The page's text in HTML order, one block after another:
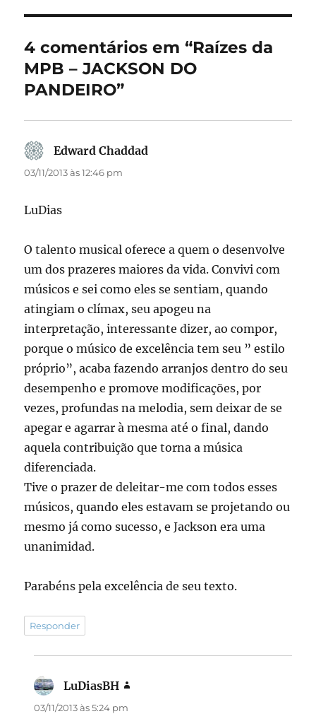
b
o
o
k
d
o
n
4 comentários em “Raízes da
MPB – JACKSON DO
PANDEIRO”
Edward Chaddad
03/11/2013 às 12:46 pm
LuDias
O talento musical oferece a quem o desenvolve
um dos prazeres maiores da vida. Convivi com
músicos e sei como eles se sentiam, quando
atingiam o clímax, seu apogeu na
interpretação, interessante dizer, ao compor,
porque o músico de excelência tem seu ” estilo
próprio”, acaba fazendo arranjos dentro do seu
desempenho e promove modificações, por
vezes, profundas na melodia, sem deixar de se
apegar e agarrar à mesma até o final, dando
aquela contribuição que torna a música
diferenciada.
Tive o prazer de deleitar-me com todos esses
músicos, quando eles estavam se projetando ou
mesmo já como sucesso, e Jackson era uma
unanimidad.
Parabéns pela excelência de seu texto.
Responder
LuDiasBH
03/11/2013 às 5:24 pm